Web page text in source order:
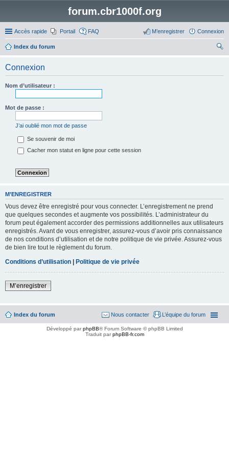
forum.cbr1000f.org
Accès rapide Portail FAQ Connexion
M’enregistrer
Index du forum
Connexion
Nom d’utilisateur :
Mot de passe :
J’ai oublié mon mot de passe
Se souvenir de moi
Cacher mon statut en ligne pour cette session
M’ENREGISTRER
Vous devez être enregistré pour vous connecter. L’enregistrement ne prend
que quelques secondes et augmente vos possibilités. L’administrateur du
forum peut également accorder des permissions additionnelles aux utilisateurs
enregistrés. Avant de vous enregistrer, assurez-vous d’avoir pris connaissance
de nos conditions d’utilisation et de notre politique de vie privée. Assurez-vous
de bien lire tout le règlement du forum.
Conditions d’utilisation | Politique de vie privée
M’enregistrer
Index du forum L’équipe du forum
Nous contacter
Développé parphpBB® Forum Software © phpBB Limited
Traduit parphpBB-fr.com